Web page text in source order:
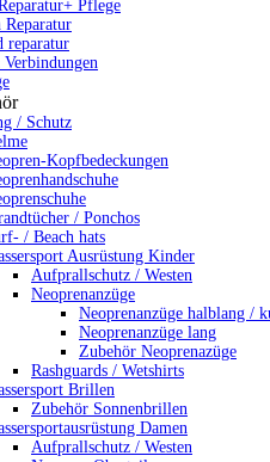
Pflege
Reparatur
reparatur
/ Schutz
Kopfbedeckungen
/ Ponchos
/ Beach hats
Ausrüstung Kinder
Aufprallschutz / Westen
Neoprenanzüge
Neoprenanzüge halblang /
Neoprenanzüge lang
Zubehör Neoprenazüge
Rashguards / Wetshirts
Brillen
Zubehör Sonnenbrillen
Damen
Aufprallschutz / Westen